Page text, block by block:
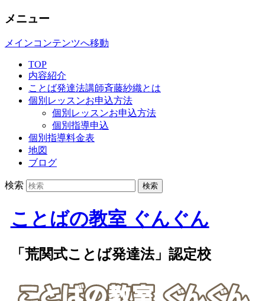
メニュー
メインコンテンツへ移動
TOP
内容紹介
ことば発達法講師斉藤紗織とは
個別レッスンお申込方法
個別レッスンお申込方法
個別指導申込
個別指導料金表
地図
ブログ
検索
ことばの教室 ぐんぐん
「荒関式ことば発達法」認定校